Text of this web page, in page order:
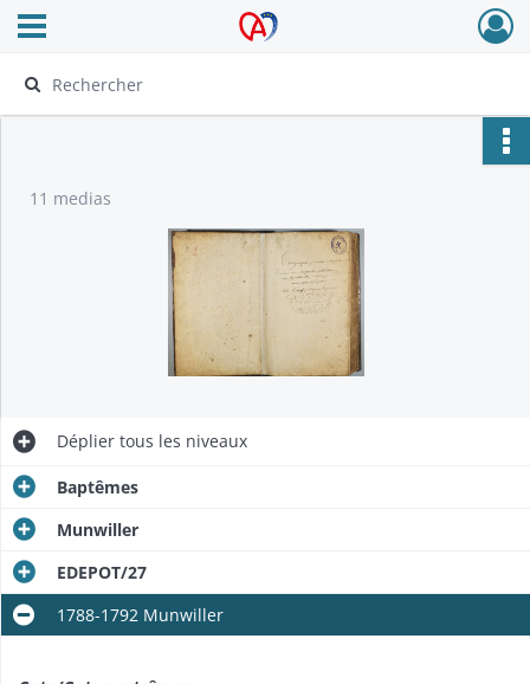
Archives Alsace - Colmar
Ouvrir le menu déroulant
11 medias
Déplier tous les niveaux
Baptêmes
Munwiller
EDEPOT/27
1788-1792 Munwiller